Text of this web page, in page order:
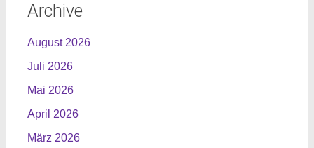
Archive
August 2026
Juli 2026
Mai 2026
April 2026
März 2026